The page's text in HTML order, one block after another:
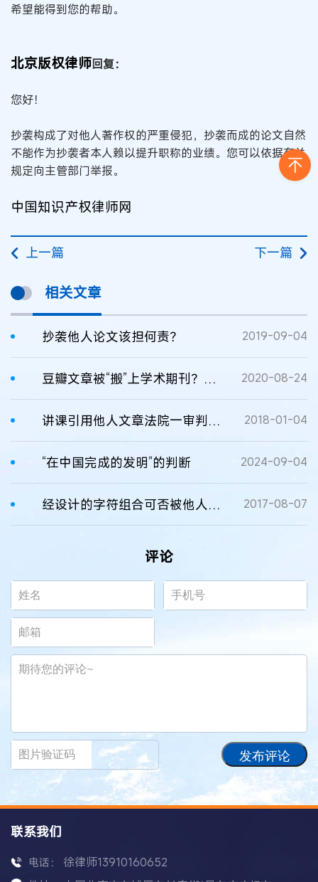
希望能得到您的帮助。
北京版权律师回复：
您好！
抄袭构成了对他人著作权的严重侵犯，抄袭而成的论文自然
不能作为抄袭者本人赖以提升职称的业绩。您可以依据有关
规定向主管部门举报。
中国知识产权律师网
上一篇 下一篇
相关文章
抄袭他人论文该担何责？ 2019-09-04
豆瓣文章被“搬”上学术期刊？高校教师论文被指抄袭 2020-08-24
讲课引用他人文章法院一审判其侵权 2018-01-04
“在中国完成的发明”的判断 2024-09-04
经设计的字符组合可否被他人注册为商标 2017-08-07
评论
发布评论
联系我们
电话： 徐律师13910160652